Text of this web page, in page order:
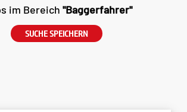
im Bereich "Baggerfahrer"
SUCHE SPEICHERN